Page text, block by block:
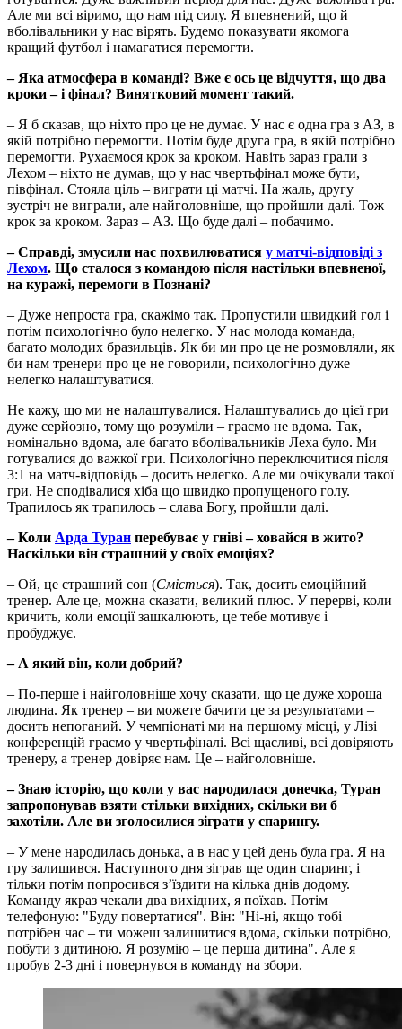
Але ми всі віримо, що нам під силу. Я впевнений, що й
вболівальники у нас вірять. Будемо показувати якомога
кращий футбол і намагатися перемогти.
– Яка атмосфера в команді? Вже є ось це відчуття, що два
кроки – і фінал? Винятковий момент такий.
– Я б сказав, що ніхто про це не думає. У нас є одна гра з АЗ, в
якій потрібно перемогти. Потім буде друга гра, в якій потрібно
перемогти. Рухаємося крок за кроком. Навіть зараз грали з
Лехом – ніхто не думав, що у нас чвертьфінал може бути,
півфінал. Стояла ціль – виграти ці матчі. На жаль, другу
зустріч не виграли, але найголовніше, що пройшли далі. Тож –
крок за кроком. Зараз – АЗ. Що буде далі – побачимо.
– Справді, змусили нас похвилюватися у матчі-відповіді з
Лехом. Що сталося з командою після настільки впевненої,
на куражі, перемоги в Познані?
– Дуже непроста гра, скажімо так. Пропустили швидкий гол і
потім психологічно було нелегко. У нас молода команда,
багато молодих бразильців. Як би ми про це не розмовляли, як
би нам тренери про це не говорили, психологічно дуже
нелегко налаштуватися.
Не кажу, що ми не налаштувалися. Налаштувались до цієї гри
дуже серйозно, тому що розуміли – граємо не вдома. Так,
номінально вдома, але багато вболівальників Леха було. Ми
готувалися до важкої гри. Психологічно переключитися після
3:1 на матч-відповідь – досить нелегко. Але ми очікували такої
гри. Не сподівалися хіба що швидко пропущеного голу.
Трапилось як трапилось – слава Богу, пройшли далі.
– Коли Арда Туран перебуває у гніві – ховайся в жито?
Наскільки він страшний у своїх емоціях?
– Ой, це страшний сон (Сміється). Так, досить емоційний
тренер. Але це, можна сказати, великий плюс. У перерві, коли
кричить, коли емоції зашкалюють, це тебе мотивує і
пробуджує.
– А який він, коли добрий?
– По-перше і найголовніше хочу сказати, що це дуже хороша
людина. Як тренер – ви можете бачити це за результатами –
досить непоганий. У чемпіонаті ми на першому місці, у Лізі
конференцій граємо у чвертьфіналі. Всі щасливі, всі довіряють
тренеру, а тренер довіряє нам. Це – найголовніше.
– Знаю історію, що коли у вас народилася донечка, Туран
запропонував взяти стільки вихідних, скільки ви б
захотіли. Але ви зголосилися зіграти у спарингу.
– У мене народилась донька, а в нас у цей день була гра. Я на
гру залишився. Наступного дня зіграв ще один спаринг, і
тільки потім попросився з’їздити на кілька днів додому.
Команду якраз чекали два вихідних, я поїхав. Потім
телефоную: "Буду повертатися". Він: "Ні-ні, якщо тобі
потрібен час – ти можеш залишитися вдома, скільки потрібно,
побути з дитиною. Я розумію – це перша дитина". Але я
пробув 2-3 дні і повернувся в команду на збори.